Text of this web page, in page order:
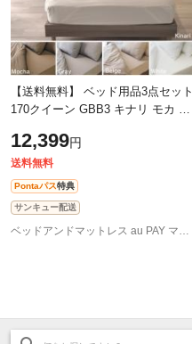
【送料無料】 ベッド用品3点セット
170クイーン GBB3 キナリ モカ グ
12,399円
送料無料
Pontaパス特典
サンキュー配送
ベッドアンドマットレス au PAY マーケット店